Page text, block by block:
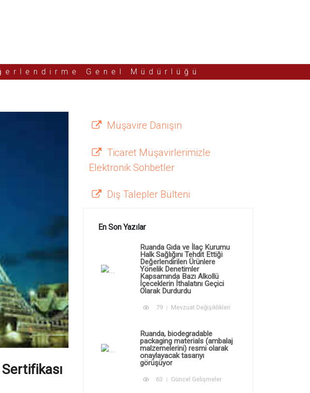
Genel Müdürlüğü
Müşavire Danışın
Ticaret Müşavirlerimizle
Elektronik Sohbetler
Dış Talepler Bülteni
En Son Yazılar
Ruanda Gıda ve İlaç Kurumu
Halk Sağlığını Tehdit Ettiği
Değerlendirilen Ürünlere
Yönelik Denetimler
Kapsamında Bazı Alkollü
İçeceklerin İthalatını Geçici
Olarak Durdurdu
79 Mevzuat Değişiklikleri
Ruanda, biodegradable
packaging materials (ambalaj
malzemelerini) resmi olarak
onaylayacak tasarıyı
görüşüyor
63 Güncel Gelişmeler